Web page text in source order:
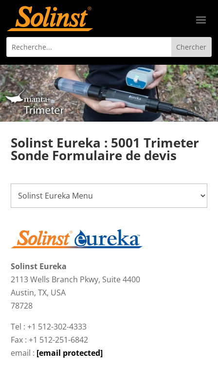
Solinst Eureka : 5001 Trimeter
Sonde Formulaire de devis
Solinst Eureka
2113 Wells Branch Pkwy, Suite 4400
Austin, TX, USA
78728
Tel : +1 512-302-4333
Fax : +1 512-251-6842
email : [email protected]